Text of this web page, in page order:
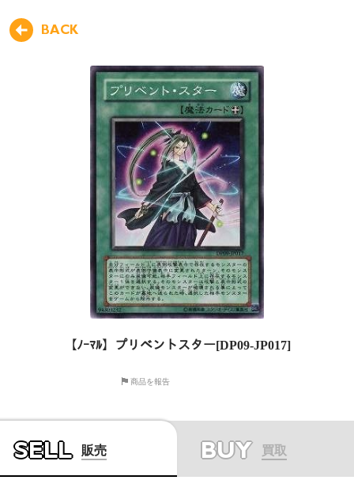
BACK
【ﾉｰﾏﾙ】プリベントスター[DP09-JP017]
商品を報告
SELL 販売 BUY 買取